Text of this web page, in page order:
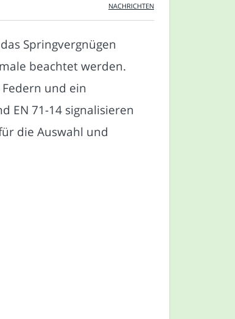
NACHRICHTEN
Springvergnügen
beachtet werden.
und ein
EN 71-14 signalisieren
die Auswahl und